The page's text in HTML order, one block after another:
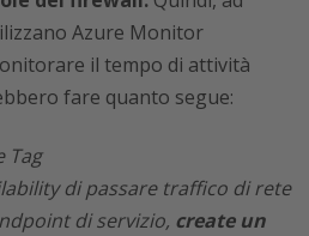
Azure Monitor
il tempo di attività
fare quanto segue:
Tag
di passare traffico di rete
di servizio, create un